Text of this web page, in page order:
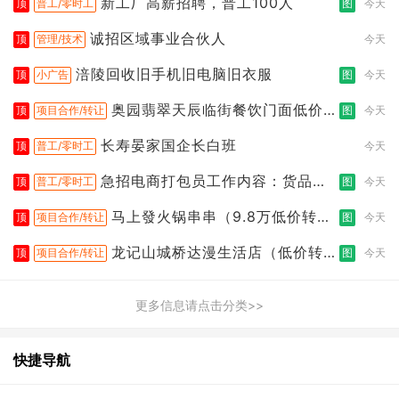
顶 普工/零时工 图 今天
顶 管理/技术 诚招区域事业合伙人 今天
顶 小广告 涪陵回收旧手机旧电脑旧衣服 图 今天
顶 项目合作/转让 奥园翡翠天辰临街餐饮门面低价转
图 今天
顶 普工/零时工 长寿晏家国企长白班 今天
顶 普工/零时工 急招电商打包员工作内容：货品分
图 今天
顶 项目合作/转让 马上發火锅串串（9.8万低价转
图 今天
顶 项目合作/转让 龙记山城桥达漫生活店（低价转
图 今天
更多信息请点击分类>>
快捷导航